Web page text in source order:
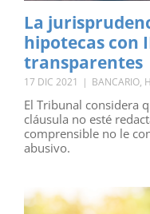
La
hipotecas con
transparentes
17 DIC 2021 | BANCARIO,
El Tribunal considera
cláusula no esté
comprensible no le
abusivo.